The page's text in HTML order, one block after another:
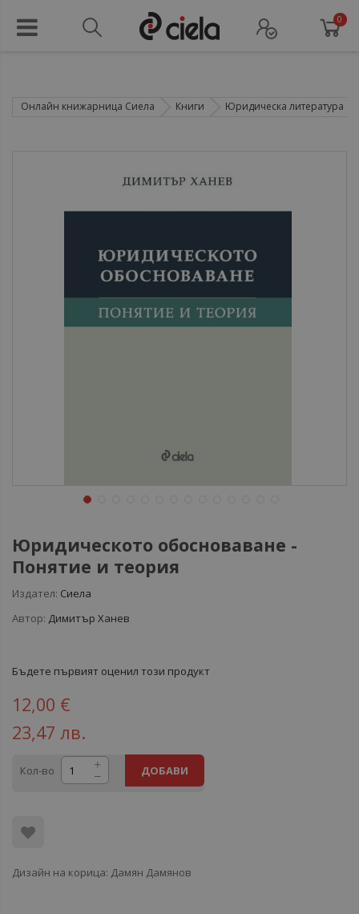
0
Онлайн книжарница Сиела Книги Юридическа литература
Юридическото обосноваване -
Понятие и теория
Издател: Сиела
Автор: Димитър Ханев
Бъдете първият оценил този продукт
12,00 €
23,47 лв.
Кол-во ДОБАВИ
Дизайн на корица: Дамян Дамянов